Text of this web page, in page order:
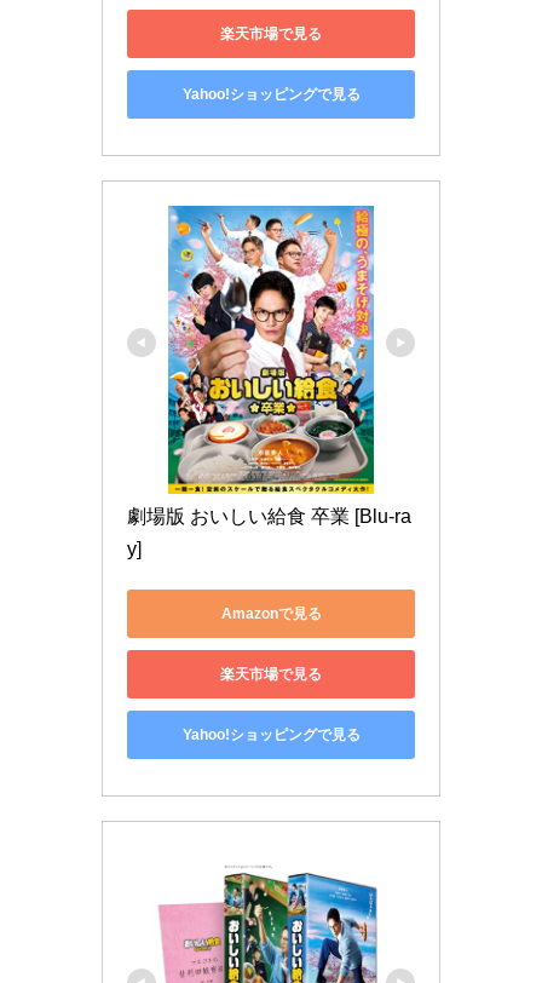
楽天市場で見る
Yahoo!ショッピングで見る
劇場版 おいしい給食 卒業 [Blu-ra
y]
Amazonで見る
楽天市場で見る
Yahoo!ショッピングで見る